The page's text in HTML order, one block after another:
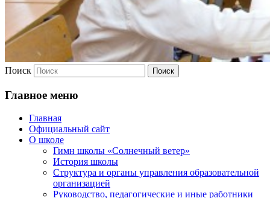
Поиск
Главное меню
Главная
Официальный сайт
О школе
Гимн школы «Солнечный ветер»
История школы
Структура и органы управления образовательной
организацией
Руководство, педагогические и иные работники